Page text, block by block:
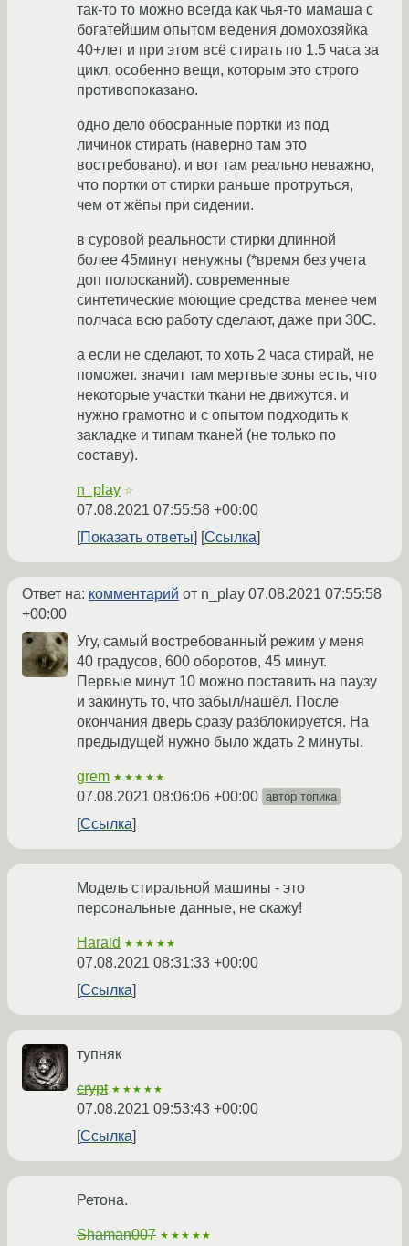
так-то то можно всегда как чья-то мамаша с
богатейшим опытом ведения домохозяйка
40+лет и при этом всё стирать по 1.5 часа за
цикл, особенно вещи, которым это строго
противопоказано.
одно дело обосранные портки из под
личинок стирать (наверно там это
востребовано). и вот там реально неважно,
что портки от стирки раньше протруться,
чем от жёпы при сидении.
в суровой реальности стирки длинной
более 45минут ненужны (*время без учета
доп полосканий). современные
синтетические моющие средства менее чем
полчаса всю работу сделают, даже при 30С.
а если не сделают, то хоть 2 часа стирай, не
поможет. значит там мертвые зоны есть, что
некоторые участки ткани не движутся. и
нужно грамотно и с опытом подходить к
закладке и типам тканей (не только по
составу).
n_play ☆
07.08.2021 07:55:58 +00:00
Показать ответы
Ссылка
Ответ на: комментарий от n_play 07.08.2021 07:55:58
+00:00
Угу, самый востребованный режим у меня
40 градусов, 600 оборотов, 45 минут.
Первые минут 10 можно поставить на паузу
и закинуть то, что забыл/нашёл. После
окончания дверь сразу разблокируется. На
предыдущей нужно было ждать 2 минуты.
grem ★★★★★
07.08.2021 08:06:06 +00:00 автор топика
Ссылка
Модель стиральной машины - это
персональные данные, не скажу!
Harald ★★★★★
07.08.2021 08:31:33 +00:00
Ссылка
тупняк
crypt ★★★★★
07.08.2021 09:53:43 +00:00
Ссылка
Ретона.
Shaman007 ★★★★★